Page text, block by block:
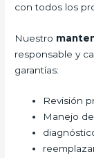
con todos los
Nuestro
responsable y
garantías:
Revisión
Manejo